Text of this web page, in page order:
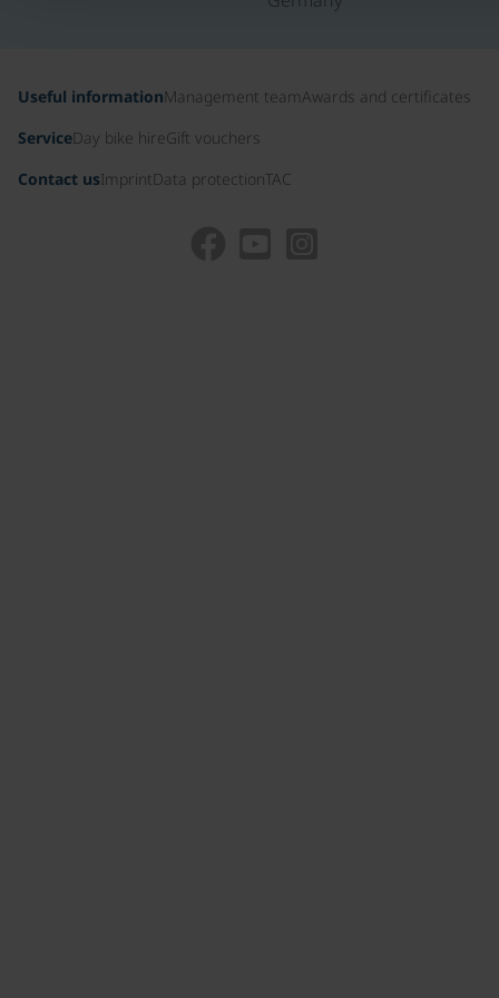
Useful informationManagement teamAwards and certificates
ServiceDay bike hireGift vouchers
Contact usImprint Data protectionTAC